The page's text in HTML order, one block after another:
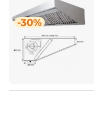
-30%